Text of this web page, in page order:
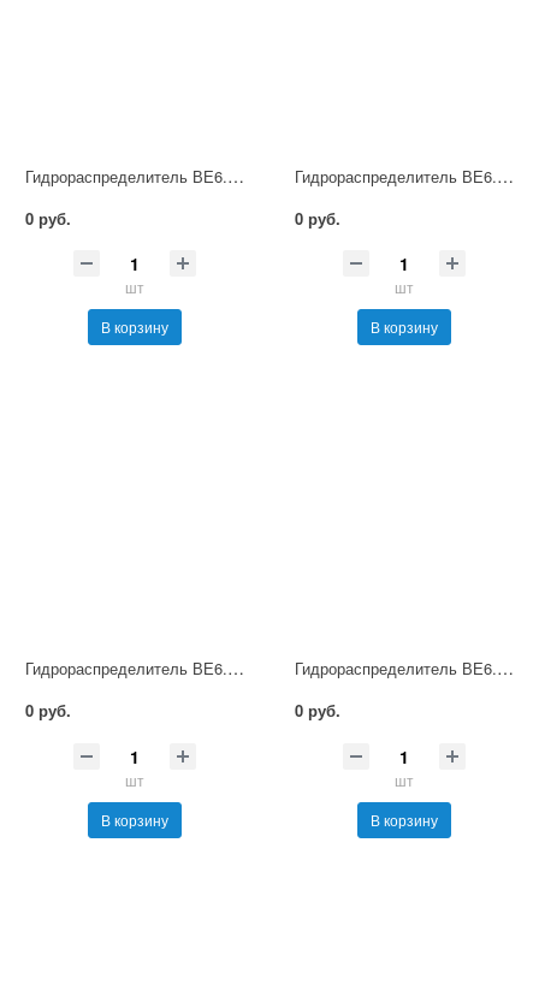
Гидрораспределитель ВЕ6.34 Г48 НМ УХЛ4
0 руб.
шт
В корзину
Гидрораспределитель ВЕ6.34 Г110 НМ УХЛ4
0 руб.
шт
В корзину
Гидрораспределитель ВЕ6.34 В36 НМ УХЛ4
0 руб.
шт
В корзину
Гидрораспределитель ВЕ6.34 В110 НМ УХЛ4
0 руб.
шт
В корзину